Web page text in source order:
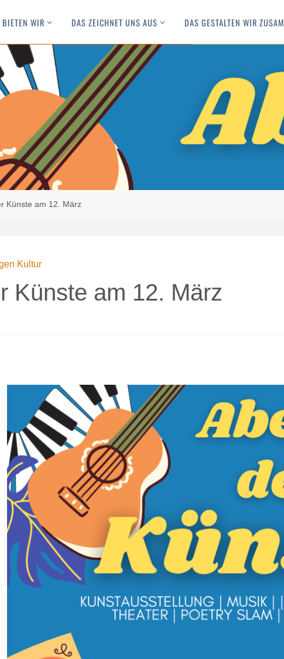
BIETEN WIR DAS ZEICHNET UNS AUS DAS GESTALTEN WIR
Künste am 12. März
Kultur
Künste am 12. März